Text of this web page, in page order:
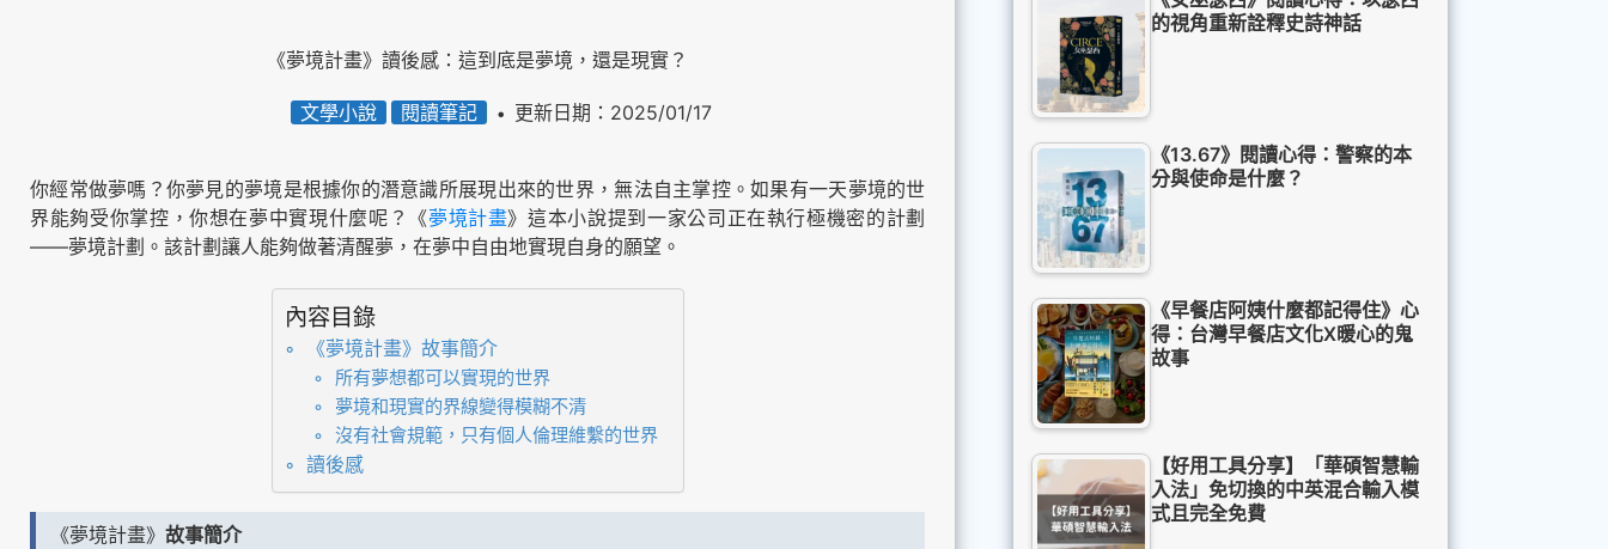
《夢境計畫》讀後感：這到底是夢境，還是現實？
文學小說 閱讀筆記 更新日期：2025/01/17
你經常做夢嗎？你夢見的夢境是根據你的潛意識所展現出來的世界，無法自主掌控。如果有一天夢境的世
界能夠受你掌控，你想在夢中實現什麼呢？《夢境計畫》這本小說提到一家公司正在執行極機密的計劃
——夢境計劃。該計劃讓人能夠做著清醒夢，在夢中自由地實現自身的願望。
內容目錄
《夢境計畫》故事簡介
所有夢想都可以實現的世界
夢境和現實的界線變得模糊不清
沒有社會規範，只有個人倫理維繫的世界
讀後感
《夢境計畫》 故事簡介
的視角重新詮釋史詩神話
《13.67》閱讀心得：警察的本
分與使命是什麼？
《早餐店阿姨什麼都記得住》心
得：台灣早餐店文化X暖心的鬼
故事
【好用工具分享】「華碩智慧輸
入法」免切換的中英混合輸入模
式且完全免費